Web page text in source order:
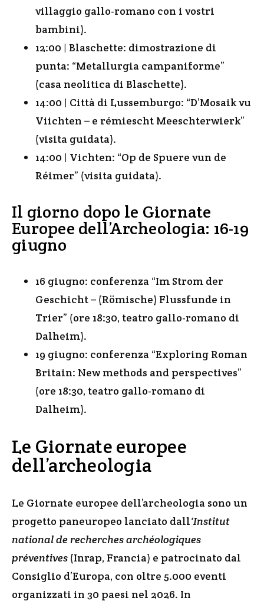
villaggio gallo-romano con i vostri
bambini).
12:00 | Blaschette: dimostrazione di
punta: “Metallurgia campaniforme”
(casa neolitica di Blaschette).
14:00 | Città di Lussemburgo: “D’Mosaik vu
Viichten – e rémiescht Meeschterwierk”
(visita guidata).
14:00 | Vichten: “Op de Spuere vun de
Réimer” (visita guidata).
Il giorno dopo le Giornate
Europee dell’Archeologia: 16-19
giugno
16 giugno: conferenza “Im Strom der
Geschicht – (Römische) Flussfunde in
Trier” (ore 18:30, teatro gallo-romano di
Dalheim).
19 giugno: conferenza “Exploring Roman
Britain: New methods and perspectives”
(ore 18:30, teatro gallo-romano di
Dalheim).
Le Giornate europee
dell’archeologia
Le Giornate europee dell’archeologia sono un
progetto paneuropeo lanciato dall‘Institut
national de recherches archéologiques
préventives (Inrap, Francia) e patrocinato dal
Consiglio d’Europa, con oltre 5.000 eventi
organizzati in 30 paesi nel 2026. In